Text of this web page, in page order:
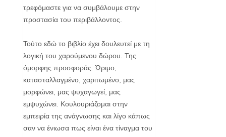
τρεφόμαστε για να συμβάλουμε στην
προστασία του περιβάλλοντος.
Τούτο εδώ το βιβλίο έχει δουλευτεί με τη
λογική του χαρούμενου δώρου. Της
όμορφης προσφοράς. Ώριμο,
κατασταλλαγμένο, χαριτωμένο, μας
μορφώνει, μας ψυχαγωγεί, μας
εμψυχώνει. Κουλουριάζομαι στην
εμπειρία της ανάγνωσης και λίγο κάπως
σαν να ένιωσα πως είναι ένα τίναγμα του